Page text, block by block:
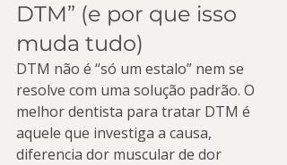
DTM” (e por que isso
muda tudo)
DTM não é “só um estalo” nem se
resolve com uma solução padrão. O
melhor dentista para tratar DTM é
aquele que investiga a causa,
diferencia dor muscular de dor